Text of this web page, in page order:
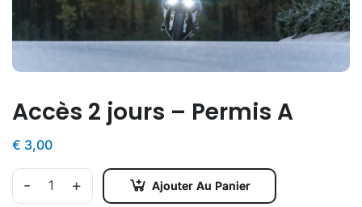
Accès 2 jours – Permis A
€ 3,00
- + Ajouter Au Panier